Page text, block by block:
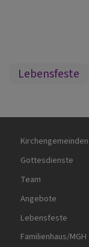
Lebensfeste
Hauptnavigation
Kirchengemeinden
Gottesdienste
Team
Angebote
Lebensfeste
Familienhaus/MGH